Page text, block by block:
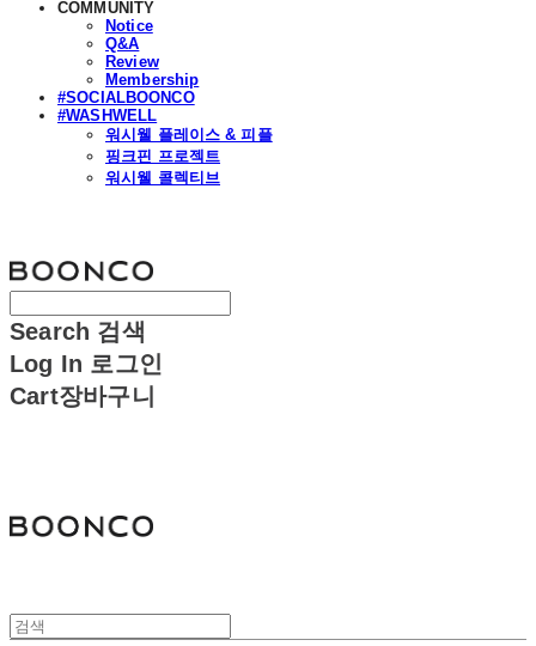
COMMUNITY
Notice
Q&A
Review
Membership
#SOCIALBOONCO
#WASHWELL
워시웰 플레이스 & 피플
핑크핀 프로젝트
워시웰 콜렉티브
Search 검색
Log In 로그인
Cart장바구니